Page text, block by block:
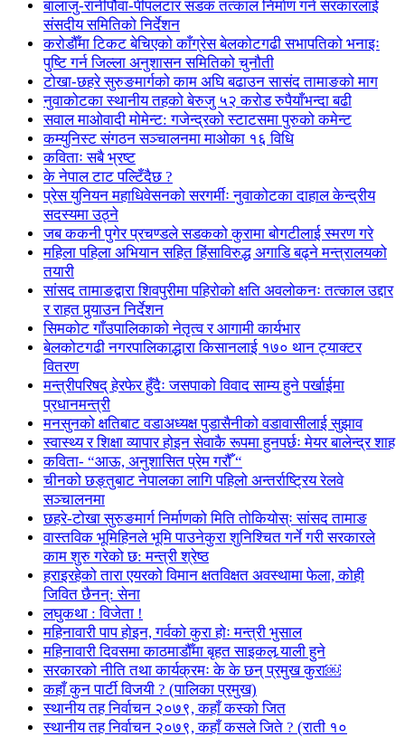
बालाजु-रानीपौवा-पीपलटार सडक तत्काल निर्माण गर्न सरकारलाई
संसदीय समितिको निर्देशन
करोडौँमा टिकट बेचिएको काँग्रेस बेलकोटगढी सभापतिको भनाइः
पुष्टि गर्न जिल्ला अनुशासन समितिको चुनौती
टोखा-छहरे सुरुङमार्गको काम अघि बढाउन सासंद तामाङको माग
नुवाकोटका स्थानीय तहको बेरुजु ५२ करोड रुपैयाँभन्दा बढी
सवाल माओवादी मोमेन्ट: गजेन्द्रको स्टाटसमा पुरुको कमेन्ट
कम्युनिस्ट संगठन सञ्चालनमा माओका १६ विधि
कविताः सबै भ्रष्ट
के नेपाल टाट पल्टिँदैछ ?
प्रेस युनियन महाधिवेसनको सरगर्मीः नुवाकोटका दाहाल केन्द्रीय
सदस्यमा उठ्ने
जब ककनी पुगेर प्रचण्डले सडकको कुरामा बोगटीलाई स्मरण गरे
महिला पहिला अभियान सहित हिंसाविरुद्ध अगाडि बढ्ने मन्त्रालयको
तयारी
सांसद तामाङद्वारा शिवपुरीमा पहिरोको क्षति अवलोकनः तत्काल उद्दार
र राहत पुर्‍याउन निर्देशन
सिमकोट गाँउपालिकाको नेतृत्व र आगामी कार्यभार
बेलकोटगढी नगरपालिकाद्धारा किसानलाई १७० थान ट्याक्टर
वितरण
मन्त्रीपरिषद् हेरफेर हुँदैः जसपाको विवाद साम्य हुने पर्खाईमा
प्रधानमन्त्री
मनसुनको क्षतिबाट वडाअध्यक्ष पुडासैनीको वडावासीलाई सुझाव
स्वास्थ्य र शिक्षा व्यापार होइन सेवाकै रूपमा हुनपर्छः मेयर बालेन्द्र शाह
कविता- “आऊ, अनुशासित प्रेम गरौँ “
चीनको छङ्तुबाट नेपालका लागि पहिलो अन्तर्राष्ट्रिय रेलवे
सञ्चालनमा
छहरे-टोखा सुरुङमार्ग निर्माणको मिति तोकियोस्ः सांसद तामाङ
वास्तविक भूमिहिनले भूमि पाउनेकुरा शुनिश्चित गर्ने गरी सरकारले
काम शुरु गरेको छ: मन्त्री श्रेष्ठ
हराइरहेको तारा एयरको विमान क्षतविक्षत अवस्थामा फेला, कोही
जिवित छैनन्: सेना
लघुकथा : विजेता !
महिनावारी पाप होइन, गर्वको कुरा होः मन्त्री भुसाल
महिनावारी दिवसमा काठमाडौँमा बृहत साइकल र्‍याली हुने
सरकारको नीति तथा कार्यक्रमः के के छन् प्रमुख कुरा￼
कहाँ कुन पार्टी विजयी ? (पालिका प्रमुख)
स्थानीय तह निर्वाचन २०७९, कहाँ कस्को जित
स्थानीय तह निर्वाचन २०७९, कहाँ कसले जिते ? (राती १०